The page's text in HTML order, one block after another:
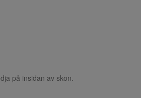
på insidan av skon.